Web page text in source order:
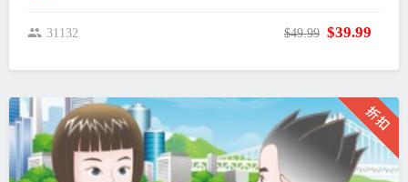
31132 $49.99 $39.99